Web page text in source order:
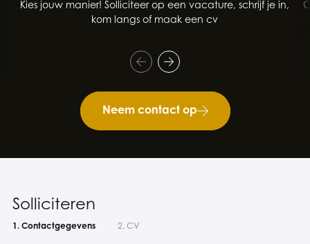
Kies jouw manier! Solliciteer op een vacature, schrijf je in,
kom langs of maak een cv
Neem contact op
Solliciteren
1. Contactgegevens 2. CV